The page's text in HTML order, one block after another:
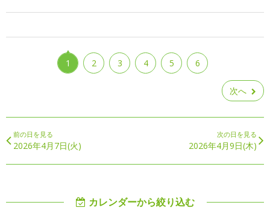
1 2 3 4 5 6
次へ
前の日を見る
2026年4月7日(火)
次の日を見る
2026年4月9日(木)
カレンダーから絞り込む